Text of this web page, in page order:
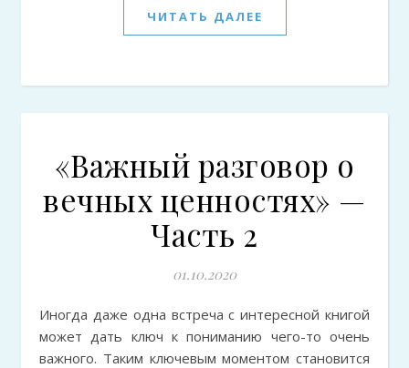
ЧИТАТЬ ДАЛЕЕ
«Важный разговор о
вечных ценностях» —
Часть 2
01.10.2020
Иногда даже одна встреча с интересной книгой
может дать ключ к пониманию чего-то очень
важного. Таким ключевым моментом становится